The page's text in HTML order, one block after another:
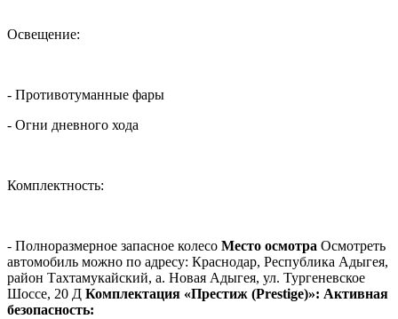
Освещение:
- Противотуманные фары
- Огни дневного хода
Комплектность:
- Полноразмерное запасное колесо Место осмотра Осмотреть
автомобиль можно по адресу: Краснодар, Республика Адыгея,
район Тахтамукайский, а. Новая Адыгея, ул. Тургеневское
Шоссе, 20 Д Комплектация «Престиж (Prestige)»: Активная
безопасность: